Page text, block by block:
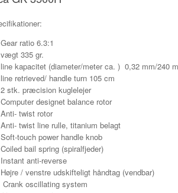
Gear ratio 6.3:1
vægt 335 gr.
line kapacitet (diameter/meter ca. ) 0,32 mm/240
line retrieved/ handle turn 105 cm
2 stk. præcision kuglelejer
Computer designet balance rotor
Anti- twist rotor
Anti- twist line rulle, titanium belagt
Soft-touch power handle knob
Coiled bail spring (spiralfjeder)
Instant anti-reverse
Højre / venstre udskifteligt håndtag (vendbar)
Crank oscillating system